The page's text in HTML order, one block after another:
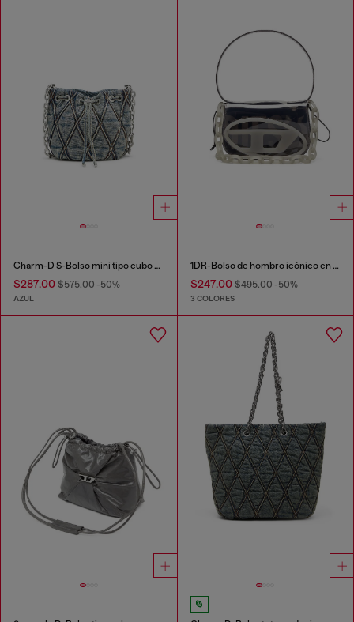
Charm-D S-Bolso mini tipo cubo en denim acolchado con motivo argyle
$287.00 $575.00-50%
AZUL
1DR-Bolso de hombro icónico en TPU transparente
$247.00$495.00-50%
3 COLORES